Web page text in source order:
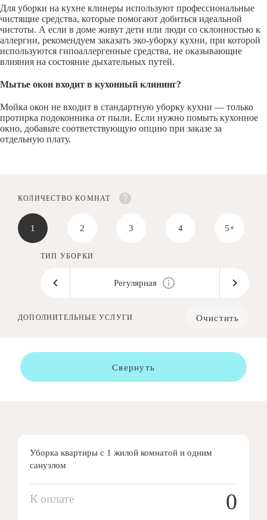
Для уборки на кухне клинеры используют профессиональные
чистящие средства, которые помогают добиться идеальной
чистоты. А если в доме живут дети или люди со склонностью к
аллергии, рекомендуем заказать эко-уборку кухни, при которой
используются гипоаллергенные средства, не оказывающие
влияния на состояние дыхательных путей.
Мытье окон входит в кухонный клининг?
Мойка окон не входит в стандартную уборку кухни — только
протирка подоконника от пыли. Если нужно помыть кухонное
окно, добавьте соответствующую опцию при заказе за
отдельную плату.
КОЛИЧЕСТВО КОМНАТ
1 2 3 4 5+
ТИП УБОРКИ
Регулярная
ДОПОЛНИТЕЛЬНЫЕ УСЛУГИ Очистить
Свернуть
Уборка квартиры с 1 жилой комнатой и одним
санузлом
К оплате 0